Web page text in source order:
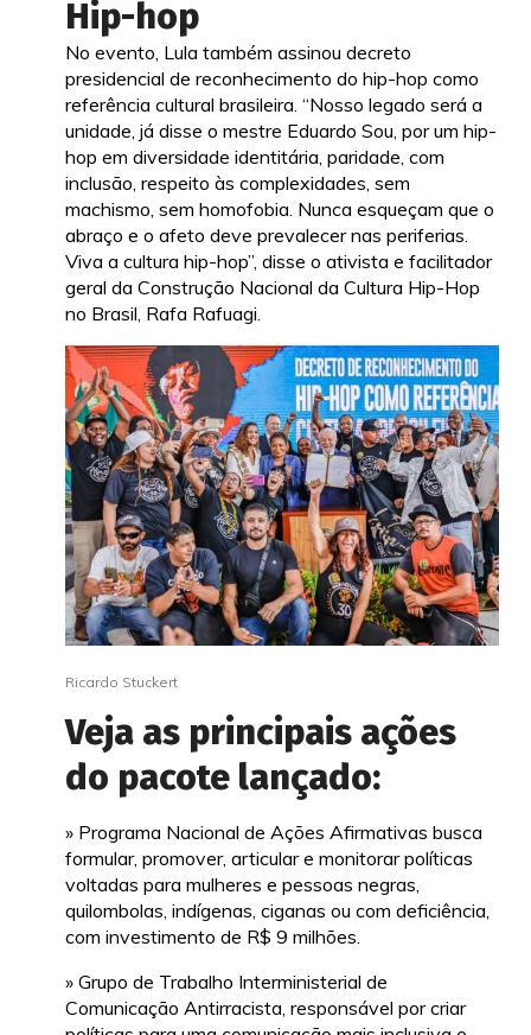
Hip-hop
No evento, Lula também assinou decreto
presidencial de reconhecimento do hip-hop como
referência cultural brasileira. “Nosso legado será a
unidade, já disse o mestre Eduardo Sou, por um hip-
hop em diversidade identitária, paridade, com
inclusão, respeito às complexidades, sem
machismo, sem homofobia. Nunca esqueçam que o
abraço e o afeto deve prevalecer nas periferias.
Viva a cultura hip-hop”, disse o ativista e facilitador
geral da Construção Nacional da Cultura Hip-Hop
no Brasil, Rafa Rafuagi.
Ricardo Stuckert
Veja as principais ações
do pacote lançado:
» Programa Nacional de Ações Afirmativas busca
formular, promover, articular e monitorar políticas
voltadas para mulheres e pessoas negras,
quilombolas, indígenas, ciganas ou com deficiência,
com investimento de R$ 9 milhões.
» Grupo de Trabalho Interministerial de
Comunicação Antirracista, responsável por criar